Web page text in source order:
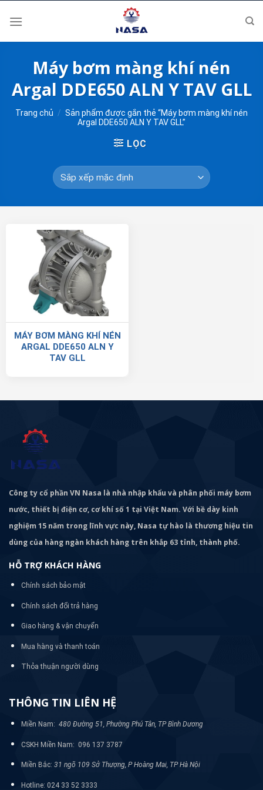
Máy bơm màng khí nén
Argal DDE650 ALN Y TAV GLL
Trang chủ / Sản phẩm được gắn thẻ “Máy bơm màng khí nén
Argal DDE650 ALN Y TAV GLL”
LỌC
MÁY BƠM MÀNG KHÍ NÉN
ARGAL DDE650 ALN Y
TAV GLL
Công ty cổ phần VN Nasa là nhà nhập khẩu và phân phối máy bơm
nước, thiết bị điện cơ, cơ khí số 1 tại Việt Nam. Với bề dày kinh
nghiệm 15 năm trong lĩnh vực này, Nasa tự hào là thương hiệu tin
dùng của hàng ngàn khách hàng trên khắp 63 tỉnh, thành phố.
HỖ TRỢ KHÁCH HÀNG
Chính sách bảo mật
Chính sách đổi trả hàng
Giao hàng & vận chuyển
Mua hàng và thanh toán
Thỏa thuận người dùng
THÔNG TIN LIÊN HỆ
Miền Nam: 480 Đường 51, Phường Phú Tân, TP Bình Dương
CSKH Miền Nam: 096 137 3787
Miền Bắc: 31 ngõ 109 Sở Thượng, P Hoàng Mai, TP Hà Nội
Hotline: 024 33 52 3333